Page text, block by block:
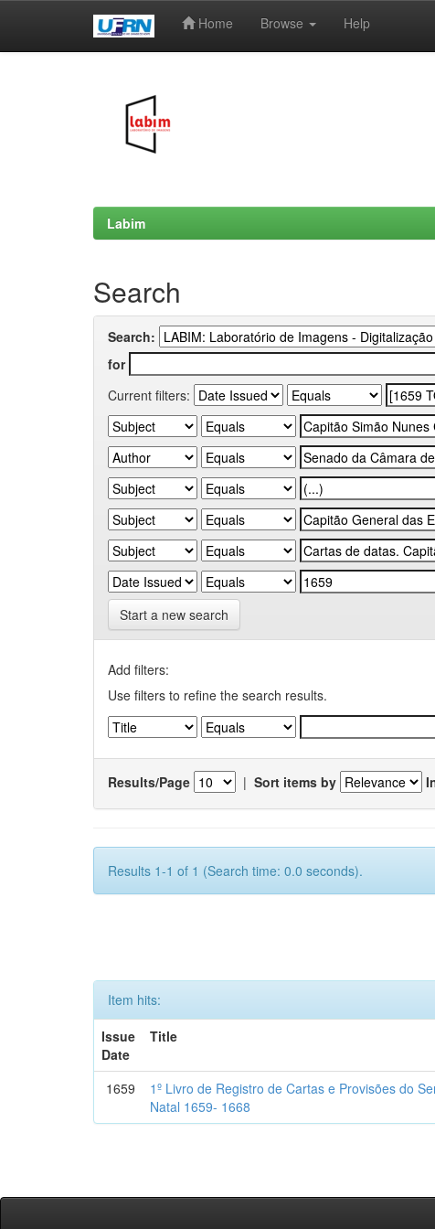
Home Browse Help
Labim
Search
Search:
for
Current filters:
Start a new search
Add filters:
Use filters to refine the search results.
Results/Page | Sort items by
Results 1-1 of 1 (Search time: 0.0 seconds).
Item hits:
Issue
Date
Title
1659
1º Livro de Registro de Cartas e Provisões do
Natal 1659- 1668